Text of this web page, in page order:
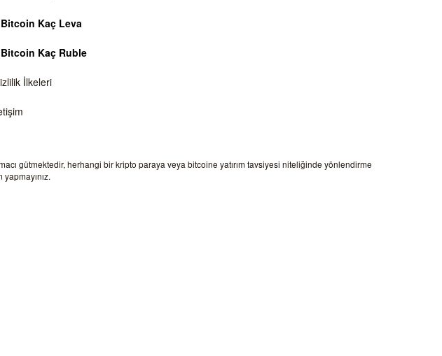
Kaç Leva
Kaç Ruble
İlkeleri
gütmektedir, herhangi bir kripto paraya veya bitcoine yatırım tavsiyesi niteliğinde yönlendirme